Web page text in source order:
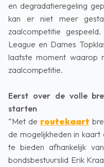
en degradatieregeling
kan er niet meer
zaalcompetitie
League en Dames
laatste moment waarop
zaalcompetitie.
Eerst over de volle
starten
“Met de routekaart
de mogelijkheden in
te bieden afhankelijk
bondsbestuurslid Erik